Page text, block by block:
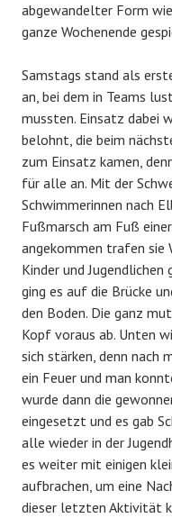
abgewandelter Form
ganze Wochenende
Samstags stand als
an, bei dem in Teams
mussten. Einsatz dabei
belohnt, die beim
zum Einsatz kamen,
für alle an. Mit der
Schwimmerinnen nach
Fußmarsch am Fuß
angekommen trafen sie
Kinder und
ging es auf die Brücke
den Boden. Die ganz
Kopf voraus ab. Unten
sich stärken, denn nach
ein Feuer und man
wurde dann die
eingesetzt und es gab
alle wieder in der
es weiter mit einigen
aufbrachen, um eine
dieser letzten Aktivität